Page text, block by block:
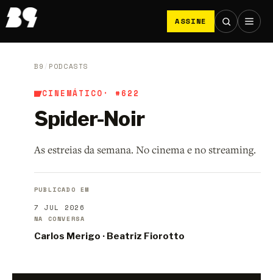
ASSINE
B9 / PODCASTS
CINEMÁTICO · #622
Spider-Noir
As estreias da semana. No cinema e no streaming.
PUBLICADO EM
7 JUL 2026
NA CONVERSA
Carlos Merigo · Beatriz Fiorotto